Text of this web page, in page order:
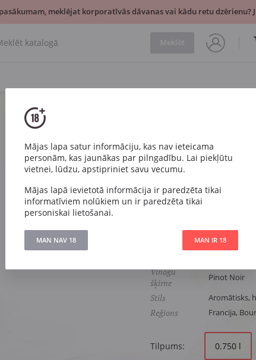
Louis Latour Bourgogne
Louis
Pinot Noir
Louis Latour
3725
Sarkans
Vīnogu
šķirne
Pinot Noir
Stils Aromātisks,
Reģions Francija,
Tilpums: 0.750 l
Mājas lapa satur informāciju, kas nav ieteicama
personām, kas jaunākas par pilngadību. Lai piekļūtu
vietnei, lūdzu, apstipriniet savu vecumu.
Mājas lapā ievietotā informācija ir paredzēta tikai
informatīviem nolūkiem un ir paredzēta tikai
personiskai lietošanai.
MAN NAV 18 MAN IR 18
meklējat korporatīvās dāvanas vai kādu retu dzērienu?